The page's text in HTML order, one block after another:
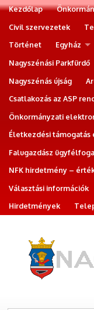
Kezdőlap
Civil szervezetek
Történet
Egyház
Nagyszénási Parkfürdő
Nagyszénás újság
Csatlakozás az ASP
Önkormányzati
Életkezdési támogatás
Falugazdász
NFK hirdetmény –
Választási információk
Hirdetmények